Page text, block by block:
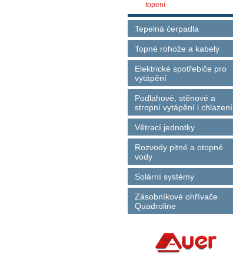
topení
Tepelná čerpadla
Topné rohože a kabely
Elektrické spotřebiče pro
vytápění
Podlahové, stěnové a
stropní vytápění i chlazení
Větrací jednotky
Rozvody pitné a otopné
vody
Solární systémy
Zásobníkové ohřívače
Quadroline